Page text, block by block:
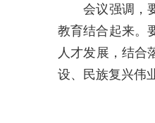
会议强调，要
教育结合起来。
人才发展，结合
设、民族复兴伟